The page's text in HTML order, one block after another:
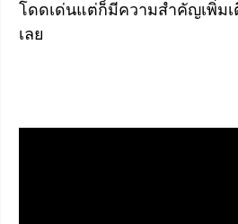
โดดเด่นแต่ก็มีความสำคัญเพิ่ม
เลย